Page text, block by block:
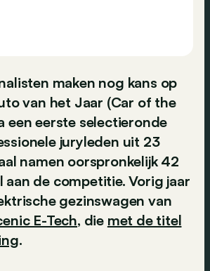
maken nog kans op
van het Jaar (Car of the
een eerste selectieronde
juryleden uit 23
namen oorspronkelijk 42
aan de competitie. Vorig jaar
gezinswagen van
E-Tech, die met de titel
.